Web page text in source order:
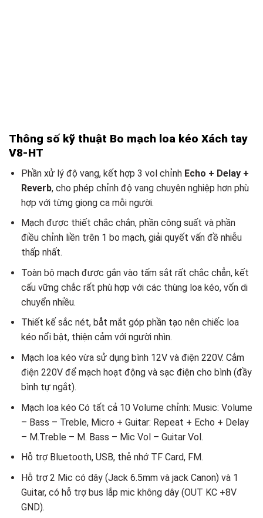
Thông số kỹ thuật Bo mạch loa kéo Xách tay
V8-HT
Phần xử lý độ vang, kết hợp 3 vol chỉnh Echo + Delay +
Reverb, cho phép chỉnh độ vang chuyên nghiệp hơn phù
hợp với từng giọng ca mỗi người.
Mạch được thiết chắc chắn, phần công suất và phần
điều chỉnh liền trên 1 bo mạch, giải quyết vấn đề nhiễu
thấp nhất.
Toàn bộ mạch được gắn vào tấm sắt rất chắc chẳn, kết
cấu vững chắc rất phù hợp với các thùng loa kéo, vốn di
chuyển nhiều.
Thiết kế sắc nét, båt mắt góp phần tạo nên chiếc loa
kéo nổi bật, thiện cảm với người nhìn.
Mạch loa kéo vừa sử dụng bình 12V và điện 220V. Cắm
điện 220V để mạch hoạt động và sạc điện cho bình (đầy
bình tự ngắt).
Mạch loa kéo Có tất cả 10 Volume chỉnh: Music: Volume
– Bass – Treble, Micro + Guitar: Repeat + Echo + Delay
– M.Treble – M. Bass – Mic Vol – Guitar Vol.
Hỗ trợ Bluetooth, USB, thẻ nhớ TF Card, FM.
Hỗ trợ 2 Mic có dây (Jack 6.5mm và jack Canon) và 1
Guitar, có hỗ trợ bus lắp mic không dây (OUT KC +8V
GND).